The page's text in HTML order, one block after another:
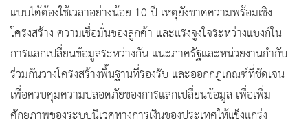
แบบได้ต้องใช้เวลาอย่างน้อย 10 ปี เหตุยังขาดความพร้อมเชิง
โครงสร้าง ความเชื่อมั่นของลูกค้า และแรงจูงใจระหว่างแบงก์ใน
การแลกเปลี่ยนข้อมูลระหว่างกัน แนะภาครัฐและหน่วยงานกำกับ
ร่วมกันวางโครงสร้างพื้นฐานที่รองรับ และออกกฎเกณฑ์ที่ชัดเจน
เพื่อควบคุมความปลอดภัยของการแลกเปลี่ยนข้อมูล เพื่อเพิ่ม
ศักยภาพของระบบนิเวศทางการเงินของประเทศให้แข็งแกร่ง